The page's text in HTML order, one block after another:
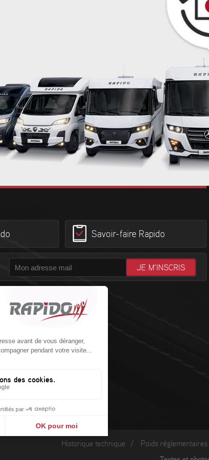
Savoir-faire Rapido
Camping-cars
Perrouins
53101 MAYENNE Cedex
302 279 229 00025
Historique technique / Poids réglementaires